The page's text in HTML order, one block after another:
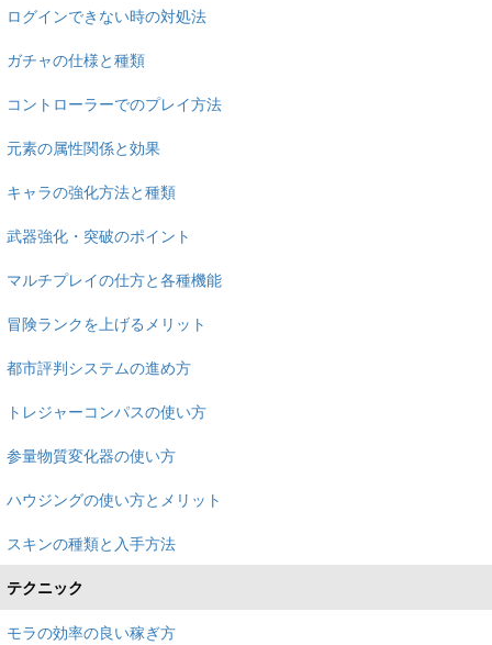
ログインできない時の対処法
ガチャの仕様と種類
コントローラーでのプレイ方法
元素の属性関係と効果
キャラの強化方法と種類
武器強化・突破のポイント
マルチプレイの仕方と各種機能
冒険ランクを上げるメリット
都市評判システムの進め方
トレジャーコンパスの使い方
参量物質変化器の使い方
ハウジングの使い方とメリット
スキンの種類と入手方法
テクニック
モラの効率の良い稼ぎ方